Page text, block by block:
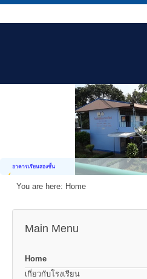
อาคารเรียนสองชั้น
You are here: Home
Main Menu
Home
เกี่ยวกับโรงเรียน